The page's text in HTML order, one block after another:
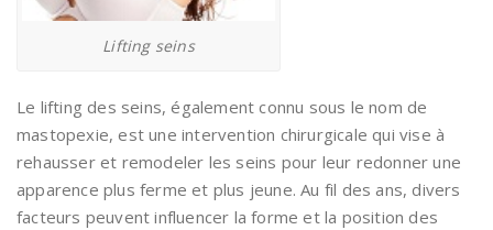
Lifting seins
Le lifting des seins, également connu sous le nom de
mastopexie, est une intervention chirurgicale qui vise à
rehausser et remodeler les seins pour leur redonner une
apparence plus ferme et plus jeune. Au fil des ans, divers
facteurs peuvent influencer la forme et la position des